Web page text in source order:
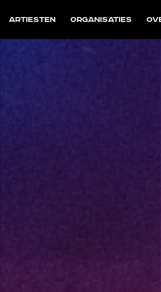
Artiesten Organisaties